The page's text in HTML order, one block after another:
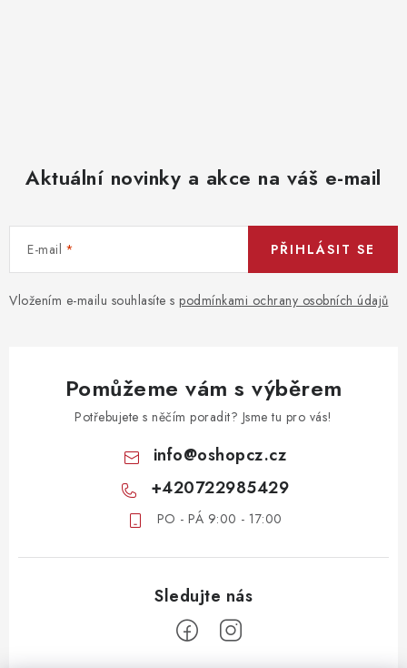
Aktuální novinky a akce na váš e-mail
E-mail
Vložením e-mailu souhlasíte s podmínkami ochrany osobních údajů
PŘIHLÁSIT SE
Pomůžeme vám s výběrem
Potřebujete s něčím poradit? Jsme tu pro vás!
info@oshopcz.cz
+420722985429
PO - PÁ 9:00 - 17:00